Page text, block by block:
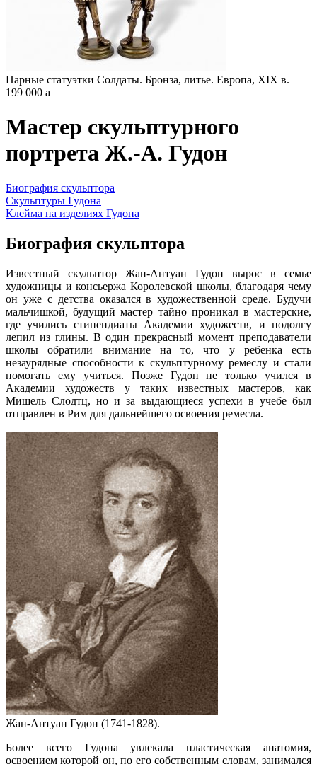
Парные статуэтки Солдаты. Бронза, литье. Европа, XIX в.
199 000 a
Мастер скульптурного
портрета Ж.-А. Гудон
Биография скульптора
Скульптуры Гудона
Клейма на изделиях Гудона
Биография скульптора
Известный скульптор Жан-Антуан Гудон вырос в семье
художницы и консьержа Королевской школы, благодаря чему
он уже с детства оказался в художественной среде. Будучи
мальчишкой, будущий мастер тайно проникал в мастерские,
где учились стипендиаты Академии художеств, и подолгу
лепил из глины. В один прекрасный момент преподаватели
школы обратили внимание на то, что у ребенка есть
незаурядные способности к скульптурному ремеслу и стали
помогать ему учиться. Позже Гудон не только учился в
Академии художеств у таких известных мастеров, как
Мишель Слодтц, но и за выдающиеся успехи в учебе был
отправлен в Рим для дальнейшего освоения ремесла.
Жан-Антуан Гудон (1741-1828).
Более всего Гудона увлекала пластическая анатомия,
освоением которой он, по его собственным словам, занимался